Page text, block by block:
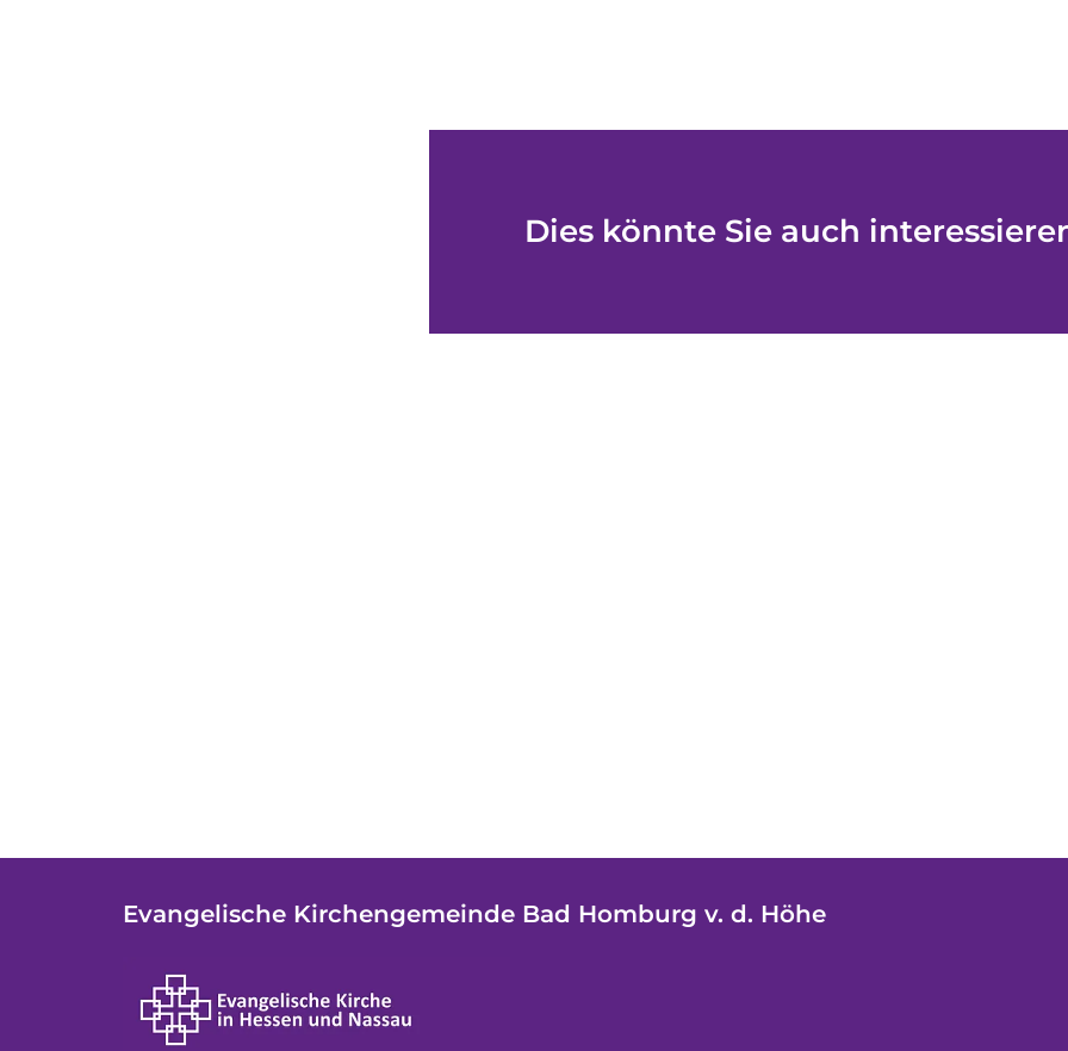
Dies könnte Sie auch
Evangelische Kirchengemeinde Bad Homburg v. d. Höhe